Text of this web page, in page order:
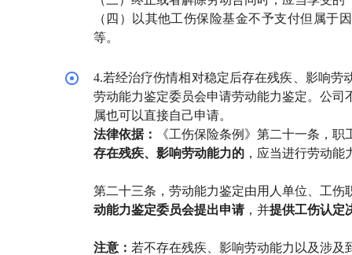
（四）以其他工伤保险基金不予支付但属于
等。
4.若经治疗伤情相对稳定后存在残疾、影响劳
劳动能力鉴定委员会申请劳动能力鉴定。公司
属也可以直接自己申请。
法律依据：
《工伤保险条例》第二十一条，职
存在残疾、影响劳动能力的，应当进行劳动能
第二十三条，劳动能力鉴定由用人单位、工伤
动能力鉴定委员会提出申请，并提供工伤认定
注意： 若不存在残疾、影响劳动能力以及涉